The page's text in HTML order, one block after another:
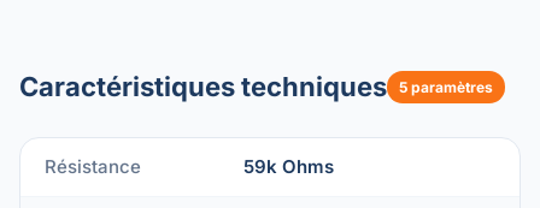
Caractéristiques techniques 5 paramètres
Résistance 59k Ohms